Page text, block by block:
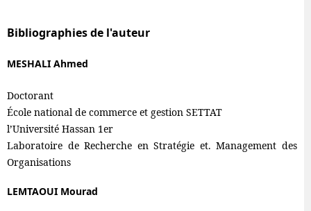
Bibliographies de l'auteur
MESHALI Ahmed
Doctorant
École national de commerce et gestion SETTAT
l’Université Hassan 1er
Laboratoire de Recherche en Stratégie et. Management des
Organisations
LEMTAOUI Mourad